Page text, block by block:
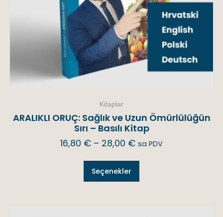
Kitaplar
ARALIKLI ORUÇ: Sağlık ve Uzun Ömürlülüğün
Sırı – Basılı Kitap
16,80 € – 28,00 € sa PDV
Seçenekler